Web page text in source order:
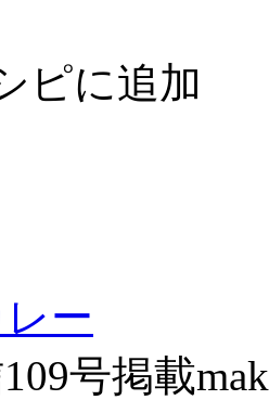
ピに追加
ー
号掲載